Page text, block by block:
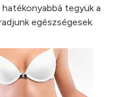
tegyük a
egészségesek.